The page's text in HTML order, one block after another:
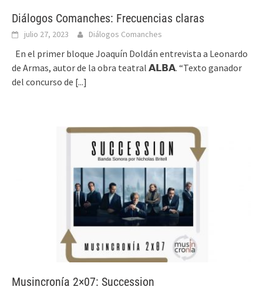
Diálogos Comanches: Frecuencias claras
julio 27, 2023 Diálogos Comanches
En el primer bloque Joaquín Doldán entrevista a Leonardo
de Armas, autor de la obra teatral 𝗔𝗟𝗕𝗔. “Texto ganador
del concurso de [...]
Musincronía 2×07: Succession